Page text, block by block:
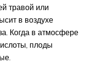
травой или
в воздухе
Когда в атмосфере
плоды